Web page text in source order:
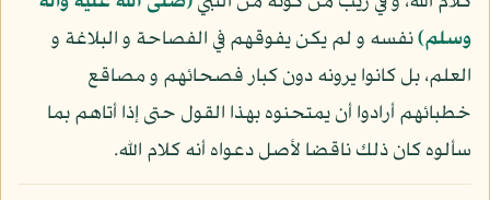
وسلم)نفسه و لم يكن يفوقهم في الفصاحة و البلاغة و
العلم، بل كانوا يرونه دون كبار فصحائهم و مصاقع
خطبائهم أرادوا أن يمتحنوه بهذا القول حتى إذا أتاهم بما
سألوه كان ذلك ناقضا لأصل دعواه أنه كلام الله.